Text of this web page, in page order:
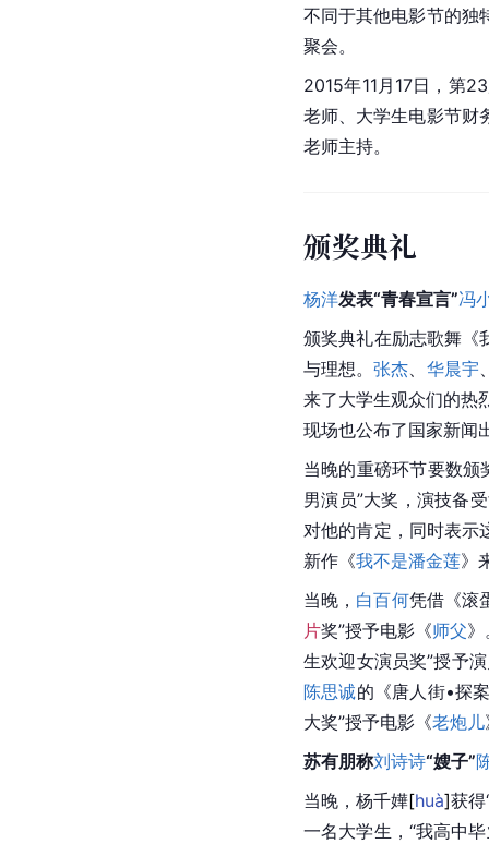
不同于其他电影节的独
聚会。
2015年11月 17日，第
老师、大学生电影节财
老师主持。
颁奖典礼
杨洋发表“青春宣言”冯
颁奖典礼在励志歌舞《
与理想。张杰、 华晨宇
来了大学生观众们的热
现场也公布了国家新闻
当晚的重磅环节要数颁
男演员”大奖，演技备
对他的肯定，同时表示
新作《我不是潘金莲》
当晚， 白百何凭借《滚
片奖”授予电影《师父
生欢迎女演员奖”授予
陈思诚的《唐人街•探
大奖”授予电影《老炮儿
苏有朋称刘诗诗“嫂子”
当晚，杨千嬅[huà]获
一名大学生，“我高中